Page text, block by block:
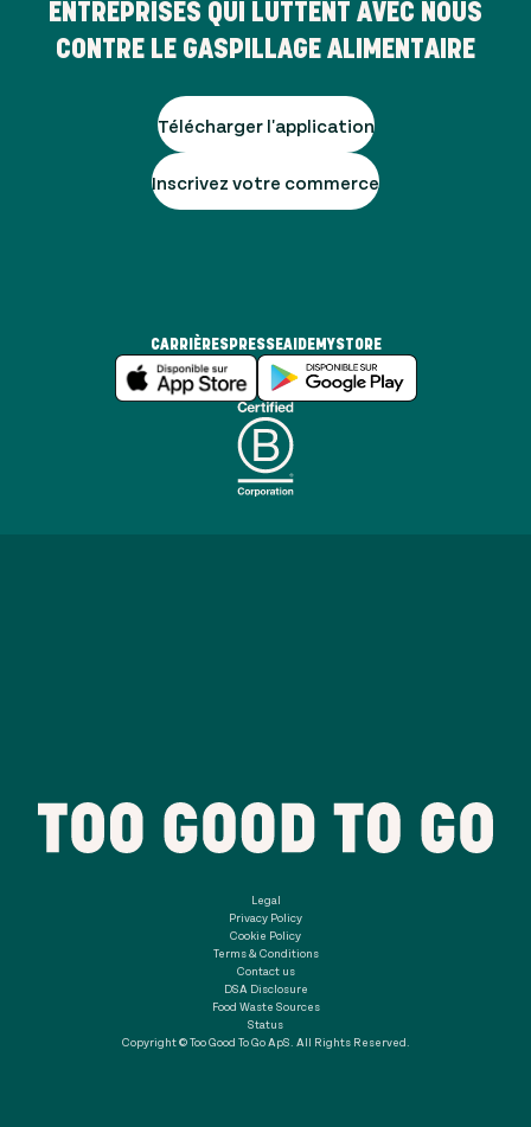
ENTREPRISES QUI LUTTENT AVEC NOUS
CONTRE LE GASPILLAGE ALIMENTAIRE
Télécharger l'application
Inscrivez votre commerce
CARRIÈRESPRESSEAIDEMYSTORE
Legal
Privacy Policy
Cookie Policy
Terms & Conditions
Contact us
DSA Disclosure
Food Waste Sources
Status
Copyright © Too Good To Go ApS. All Rights Reserved.